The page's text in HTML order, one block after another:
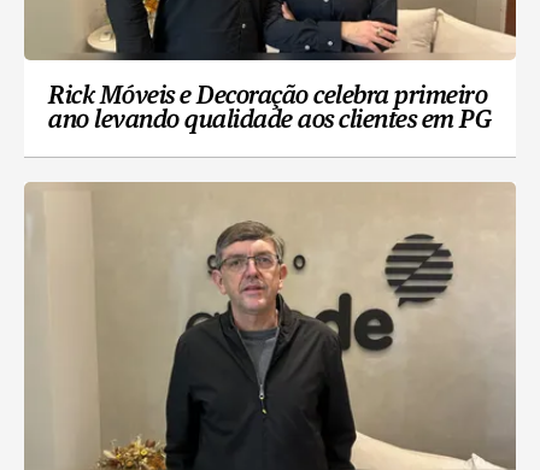
Rick Móveis e Decoração celebra primeiro
ano levando qualidade aos clientes em PG